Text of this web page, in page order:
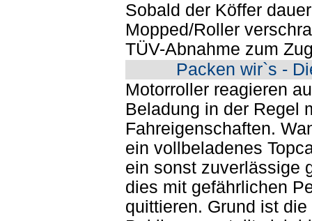
Sobald der Köffer
Mopped/Roller
TÜV-Abnahme zum
Packen wir`s -
Motorroller reagieren
Beladung in der Regel
Fahreigenschaften.
ein vollbeladenes
ein sonst zuverlässige
dies mit gefährlichen
quittieren. Grund ist